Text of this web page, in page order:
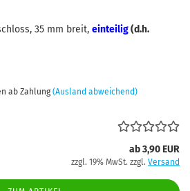
35 mm breit, einteilig(d.h.
ab Zahlung (Ausland abweichend)
ab 3,90 EUR
zzgl. 19% MwSt. zzgl. Versand